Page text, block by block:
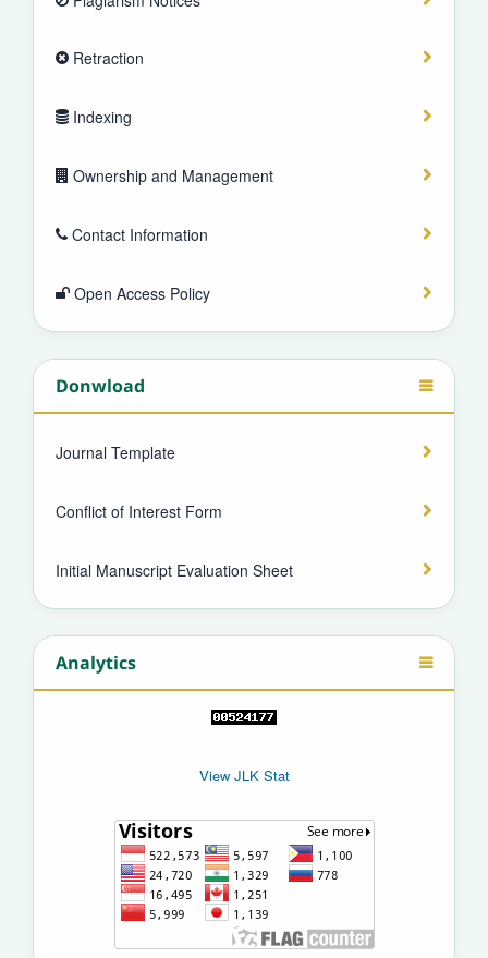
Retraction
Indexing
Ownership and Management
Contact Information
Open Access Policy
Donwload
Journal Template
Conflict of Interest Form
Initial Manuscript Evaluation Sheet
Analytics
View JLK Stat